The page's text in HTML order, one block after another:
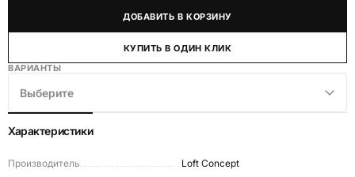
ДОБАВИТЬ В КОРЗИНУ
КУПИТЬ В ОДИН КЛИК
ВАРИАНТЫ
Выберите
Характеристики
Производитель
Loft Concept